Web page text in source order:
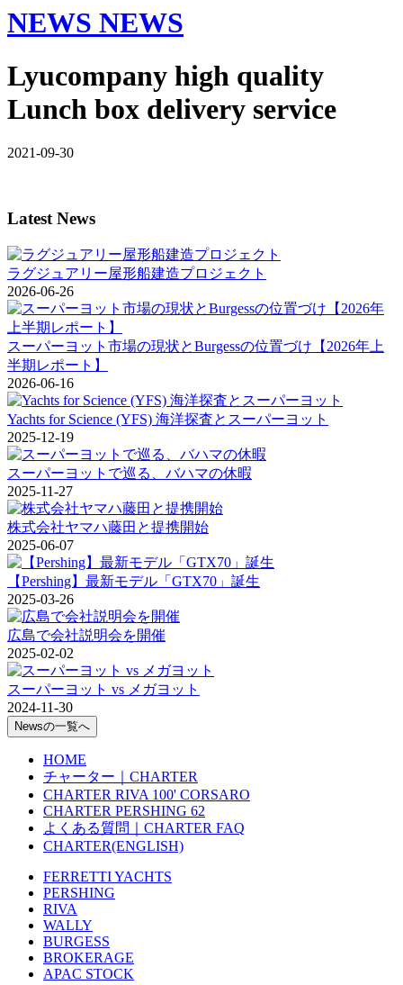
NEWS NEWS
Lyucompany high quality
Lunch box delivery service
2021-09-30
Latest News
ラグジュアリー屋形船建造プロジェクト
2026-06-26
スーパーヨット市場の現状とBurgessの位置づけ【2026年上
半期レポート】
2026-06-16
Yachts for Science (YFS) 海洋探査とスーパーヨット
2025-12-19
スーパーヨットで巡る、バハマの休暇
2025-11-27
株式会社ヤマハ藤田と提携開始
2025-06-07
【Pershing】最新モデル「GTX70」誕生
2025-03-26
広島で会社説明会を開催
2025-02-02
スーパーヨット vs メガヨット
2024-11-30
Newsの一覧へ
HOME
チャーター｜CHARTER
CHARTER RIVA 100' CORSARO
CHARTER PERSHING 62
よくある質問｜CHARTER FAQ
CHARTER(ENGLISH)
FERRETTI YACHTS
PERSHING
RIVA
WALLY
BURGESS
BROKERAGE
APAC STOCK